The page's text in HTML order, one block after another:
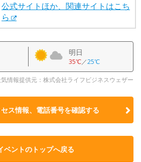
公式サイトほか、関連サイトはこち
ら
明日
35℃／25℃
気情報提供元：株式会社ライフビジネスウェザー
ス情報、電話番号を確認する
ベントのトップへ戻る